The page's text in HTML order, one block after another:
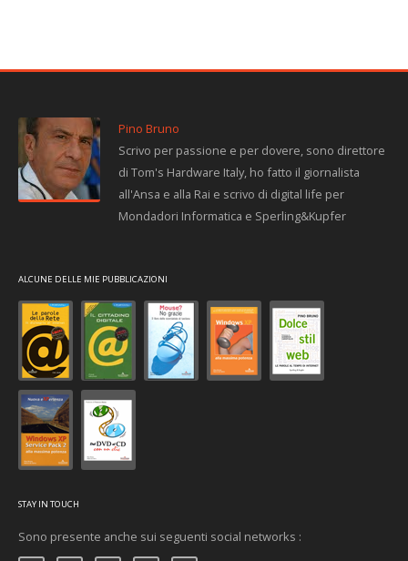
Pino Bruno
Scrivo per passione e per dovere, sono direttore
di Tom's Hardware Italy, ho fatto il giornalista
all'Ansa e alla Rai e scrivo di digital life per
Mondadori Informatica e Sperling&Kupfer
ALCUNE DELLE MIE PUBBLICAZIONI
STAY IN TOUCH
Sono presente anche sui seguenti social networks :